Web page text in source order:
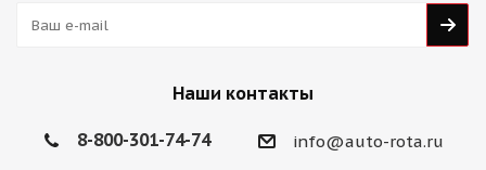
Наши контакты
8-800-301-74-74 info@auto-rota.ru